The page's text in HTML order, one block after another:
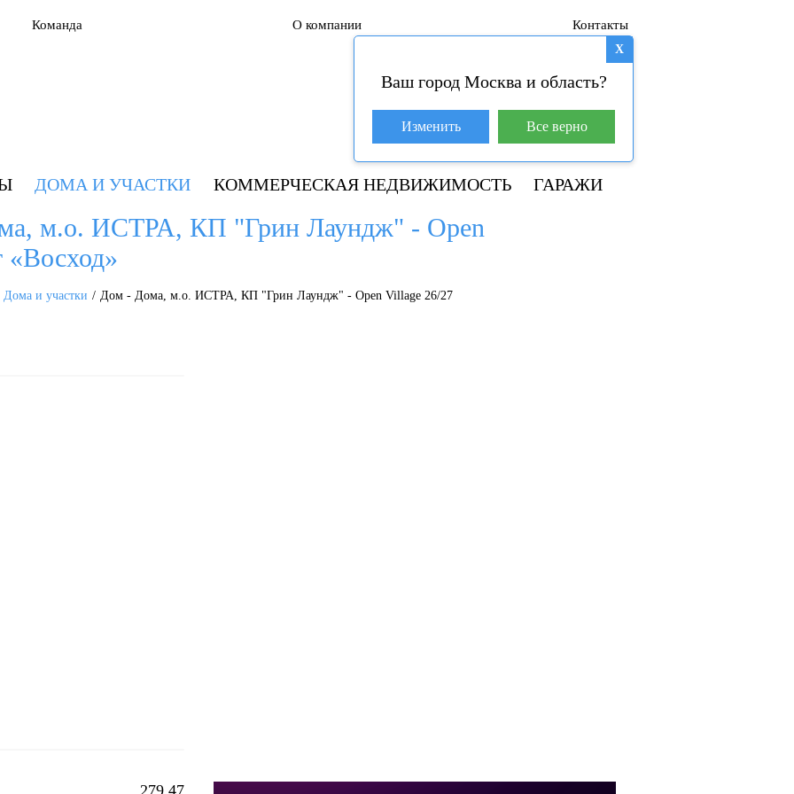
Команда О компании Контакты
База покупателей (4)
+7 929 981-31-01
ДОМА И УЧАСТКИ КОММЕРЧЕСКАЯ НЕДВИЖИМОСТЬ ГАРАЖИ
X
Ваш город Москва и область?
Изменить Все верно
м.о. ИСТРА, КП "Грин Лаундж" - Open
«Восход»
Дома и участки Дом - Дома, м.о. ИСТРА, КП "Грин Лаундж" - Open Village 26/27
279.47